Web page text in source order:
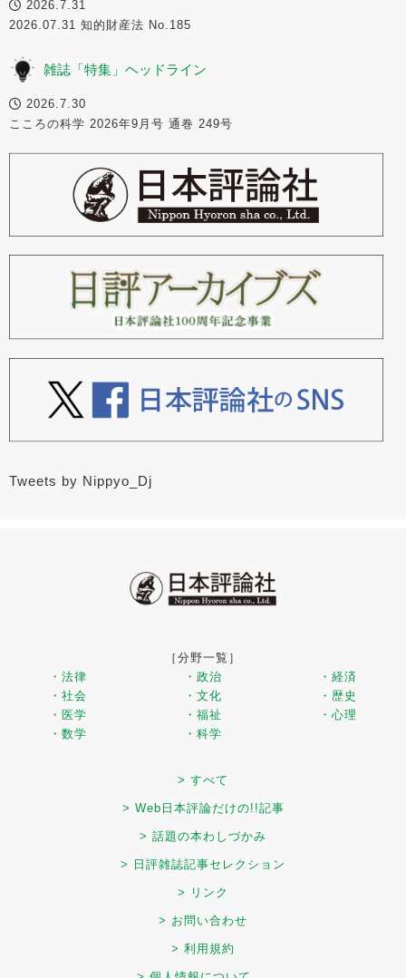
2026.7.31
2026.07.31 知的財産法 No.185
雑誌「特集」ヘッドライン
2026.7.30
こころの科学 2026年9月号 通巻 249号
Tweets by Nippyo_Dj
［分野一覧］
・法律
・政治
・経済
・社会
・文化
・歴史
・医学
・福祉
・心理
・数学
・科学
> すべて
> Web日本評論だけの!!記事
> 話題の本わしづかみ
> 日評雑誌記事セレクション
> リンク
> お問い合わせ
> 利用規約